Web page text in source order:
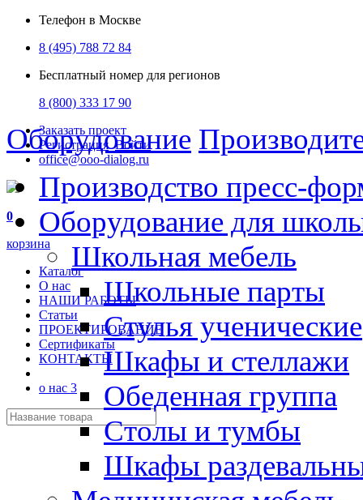
Телефон в Москве
8 (495) 788 72 84
Бесплатный номер для регионов
8 (800) 333 17 90
Заказать проект
Регистрация Войти
office@ooo-dialog.ru
0
корзина
Каталог
О нас
НАШИ РАБОТЫ
Статьи
ПРОЕКТИРОВАНИЕ
Сертификаты
КОНТАКТЫ
о нас 3
Оборудование
Производство пресс-
Оборудование для
Школьная мебель
Школьные парты
Стулья ученические
Шкафы и стеллажи
Обеденная группа
Столы и тумбы
Шкафы